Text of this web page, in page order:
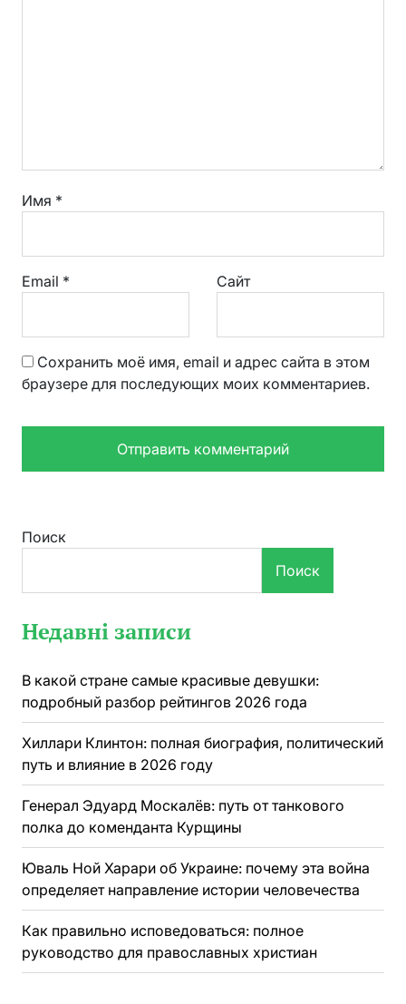
Имя *
Email * Сайт
Сохранить моё имя, email и адрес сайта в этом
браузере для последующих моих комментариев.
Поиск
Поиск
Недавні записи
В какой стране самые красивые девушки:
подробный разбор рейтингов 2026 года
Хиллари Клинтон: полная биография, политический
путь и влияние в 2026 году
Генерал Эдуард Москалёв: путь от танкового
полка до коменданта Курщины
Юваль Ной Харари об Украине: почему эта война
определяет направление истории человечества
Как правильно исповедоваться: полное
руководство для православных христиан